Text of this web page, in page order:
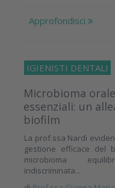
Approfondisci
IGIENISTI DENTALI
Microbioma
essenziali: un
biofilm
La prof.ssa Nardi
gestione efficace del
microbioma
indiscriminata...